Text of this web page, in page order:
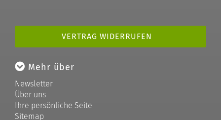
VERTRAG WIDERRUFEN
Mehr über
Newsletter
Über uns
Ihre persönliche Seite
Sitemap